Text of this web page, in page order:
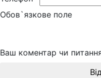
Обов`язкове поле
Ваш коментар чи